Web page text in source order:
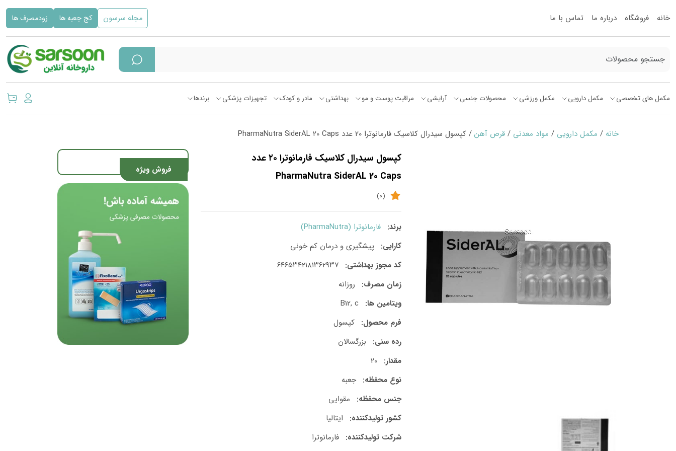
خانه فروشگاه درباره ما تماس با ما مجله سرسون کج جعبه ها زودمصرف ها
مکمل های تخصصی مکمل دارویی مکمل ورزشی محصولات جنسی آرایشی مراقبت پوست و مو بهداشتی مادر و کودک تجهیزات پزشکی برندها
خانه / مکمل دارویی / مواد معدنی / قرص آهن / کپسول سیدرال کلاسیک فارمانوترا ۲۰ عدد PharmaNutra SiderAL 20 Caps
فروش ویژه
کپسول سیدرال کلاسیک فارمانوترا ۲۰ عدد
PharmaNutra SiderAL 20 Caps
(0)
برند: فارمانوترا (PharmaNutra)
کارایی:
پیشگیری و درمان کم خونی
کد مجوز بهداشتی: ۶۴۶۵۳۴۲۱۸۱۳۶۲۹۳۷
زمان مصرف:
روزانه
ویتامین ها:
B12, c
فرم محصول: کپسول
رده سنی:
بزرگسالان
مقدار: 20
نوع محفظه: جعبه
جنس محفظه:
مقوایی
کشور تولید‎کننده:
ایتالیا
شرکت تولید‎کننده:
فارمانوترا